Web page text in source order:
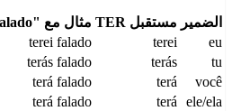
الضمير مستقبل TER
مثال مع "falado"
eu
terei
terei falado
tu
terás
terás falado
você
terá
terá falado
ele/ela
terá
terá falado